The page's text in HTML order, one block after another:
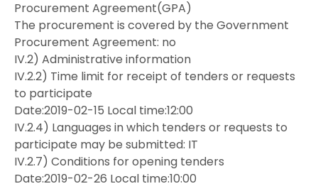
Procurement Agreement(GPA)
The procurement is covered by the Government
Procurement Agreement: no
IV.2) Administrative information
IV.2.2) Time limit for receipt of tenders or requests
to participate
Date:2019-02-15 Local time:12:00
IV.2.4) Languages in which tenders or requests to
participate may be submitted: IT
IV.2.7) Conditions for opening tenders
Date:2019-02-26 Local time:10:00